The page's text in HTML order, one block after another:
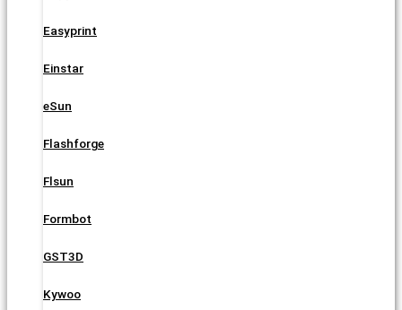
Easyprint
Einstar
eSun
Flashforge
Flsun
Formbot
GST3D
Kywoo